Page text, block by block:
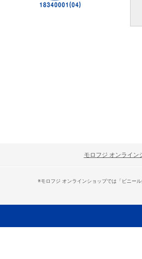
モロフジ オンライン
※モロフジ オンラインショップでは「ビニー